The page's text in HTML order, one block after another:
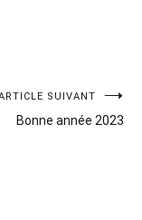
SUIVANT
Bonne année 2023